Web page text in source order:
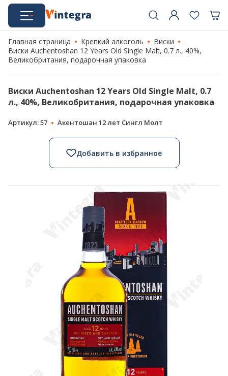
Главная страница Крепкий алкоголь
Виски
Виски Auchentoshan 12 Years Old Single Malt, 0.7 л., 40%,
Великобритания, подарочная упаковка
Виски Auchentoshan 12 Years Old Single Malt, 0.7
л., 40%, Великобритания, подарочная упаковка
Артикул: 57 Акентошан 12 лет Сингл Молт
Добавить в избранное